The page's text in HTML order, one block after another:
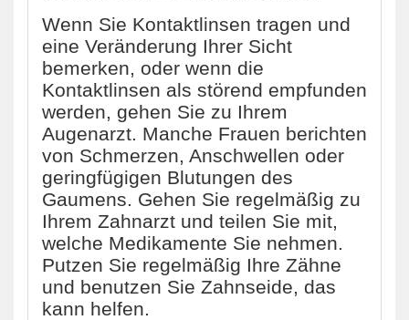
Wenn Sie Kontaktlinsen tragen und
eine Veränderung Ihrer Sicht
bemerken, oder wenn die
Kontaktlinsen als störend empfunden
werden, gehen Sie zu Ihrem
Augenarzt. Manche Frauen berichten
von Schmerzen, Anschwellen oder
geringfügigen Blutungen des
Gaumens. Gehen Sie regelmäßig zu
Ihrem Zahnarzt und teilen Sie mit,
welche Medikamente Sie nehmen.
Putzen Sie regelmäßig Ihre Zähne
und benutzen Sie Zahnseide, das
kann helfen.